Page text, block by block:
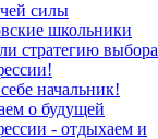
силы
школьники
стратегию выбора
начальник!
о будущей
- отдыхаем и